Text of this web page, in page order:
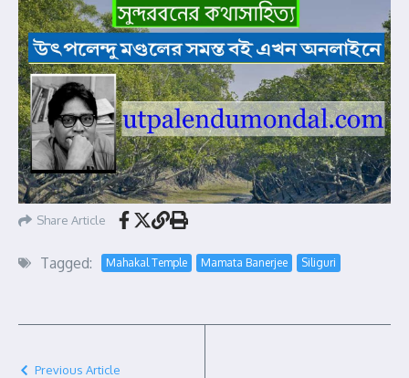
Share Article
Tagged: Mahakal Temple Mamata Banerjee Siliguri
Previous Article